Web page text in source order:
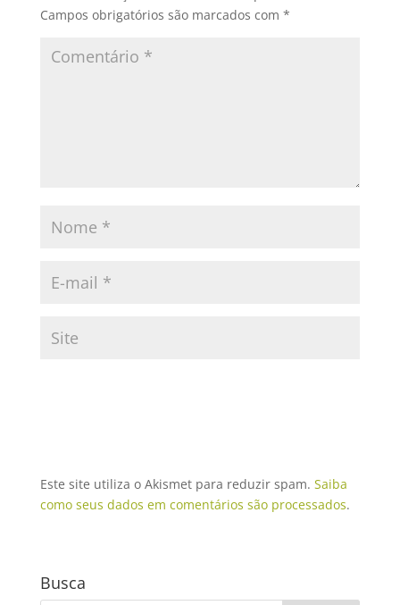
Campos obrigatórios são marcados com *
Este site utiliza o Akismet para reduzir spam. Saiba
como seus dados em comentários são processados.
Busca